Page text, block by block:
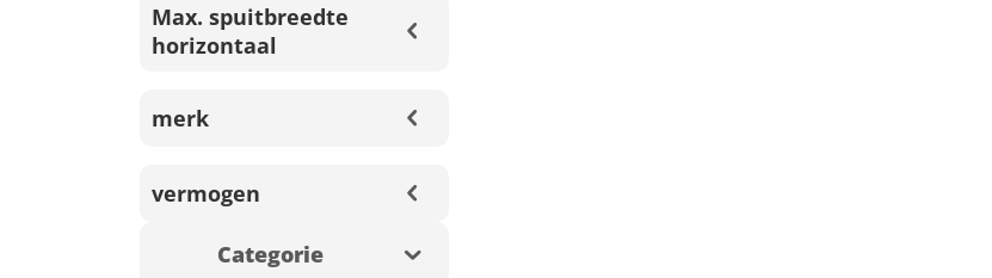
Max. spuitbreedte
horizontaal
merk
vermogen
Categorie